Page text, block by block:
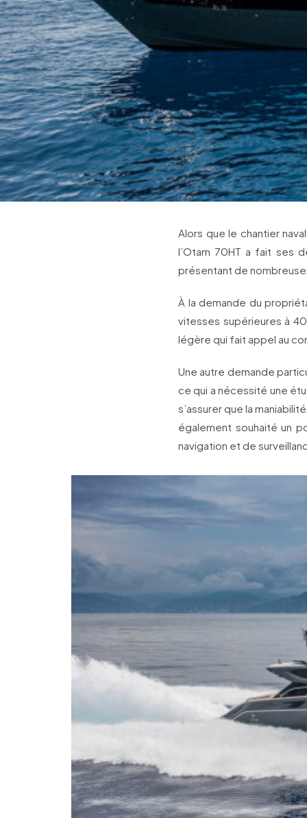
Alors que le chantier
l’Otam 70HT a fait ses
présentant de
À la demande du
vitesses supérieures à
légère qui fait appel au
Une autre demande
ce qui a nécessité une
s’assurer que la
également souhaité un
navigation et de